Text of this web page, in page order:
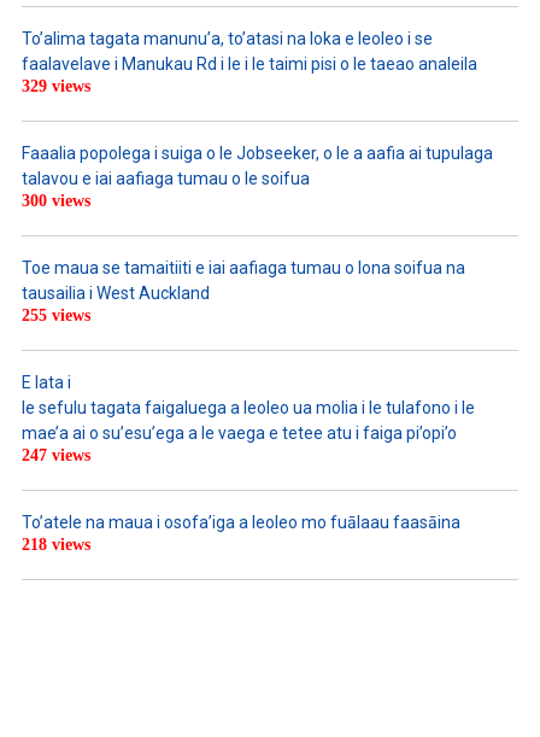
To’alima tagata manunu’a, to’atasi na loka e leoleo i se
faalavelave i Manukau Rd i le i le taimi pisi o le taeao analeila
329 views
Faaalia popolega i suiga o le Jobseeker, o le a aafia ai tupulaga
talavou e iai aafiaga tumau o le soifua
300 views
Toe maua se tamaitiiti e iai aafiaga tumau o lona soifua na
tausailia i West Auckland
255 views
E lata i
le sefulu tagata faigaluega a leoleo ua molia i le tulafono i le
mae’a ai o su’esu’ega a le vaega e tetee atu i faiga pi’opi’o
247 views
To’atele na maua i osofa’iga a leoleo mo fuālaau faasāina
218 views